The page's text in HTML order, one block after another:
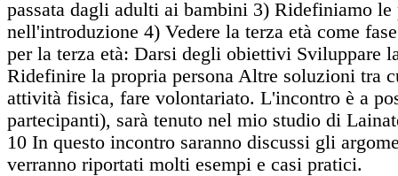
passata dagli adulti ai bambini 3) Ridefiniamo le
nell'introduzione 4) Vedere la terza età come
per la terza età: Darsi degli obiettivi Sviluppare
Ridefinire la propria persona Altre soluzioni tra
attività fisica, fare volontariato. L'incontro è a
partecipanti), sarà tenuto nel mio studio di
10 In questo incontro saranno discussi gli
verranno riportati molti esempi e casi pratici.